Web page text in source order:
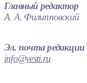
Главный редактор
А. А. Филипповский
Эл. почта редакции
info@vesti.ru